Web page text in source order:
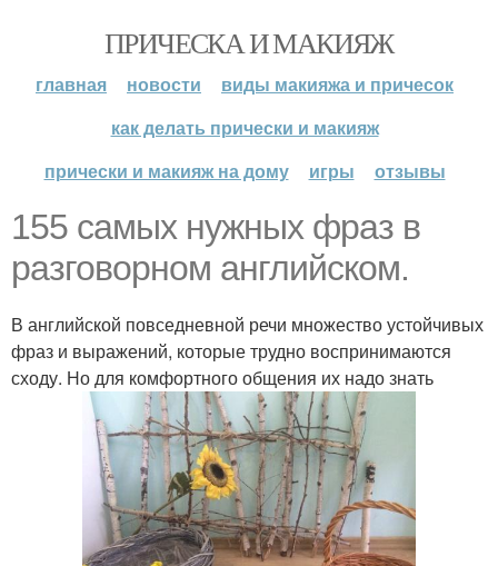
ПРИЧЕСКА И МАКИЯЖ
главная новости
виды макияжа и причесок
как делать прически и макияж
прически и макияж на дому
игры отзывы
155 самых нужных фраз в
разговорном английском.
В английской повседневной речи множество устойчивых
фраз и выражений, которые трудно воспринимаются
сходу. Но для комфортного общения их надо знать